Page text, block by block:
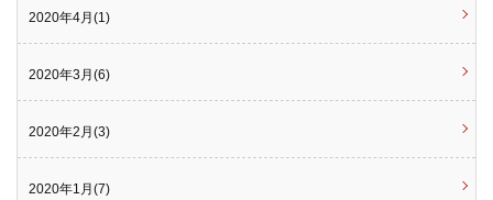
2020年4月(1)
2020年3月(6)
2020年2月(3)
2020年1月(7)